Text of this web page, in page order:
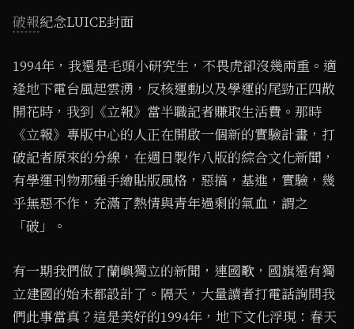
破報紀念LUICE封面
1994年，我還是毛頭小研究生，不畏虎卻沒幾兩重。適
逢地下電台風起雲湧，反核運動以及學運的尾勁正四散
開花時，我到《立報》當半職記者賺取生活費。那時
《立報》專版中心的人正在開啟一個新的實驗計畫，打
破記者原來的分線，在週日製作八版的綜合文化新聞，
有學運刊物那種手繪貼版風格，惡搞，基進，實驗，幾
乎無惡不作，充滿了熱情與青年過剩的氣血，謂之
「破」。
有一期我們做了蘭嶼獨立的新聞，連國歌，國旗還有獨
立建國的始末都設計了。隔天，大量讀者打電話詢問我
們此事當真？這是美好的1994年，地下文化浮現：春天